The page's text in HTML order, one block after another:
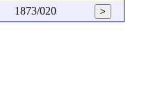
1873/020 >